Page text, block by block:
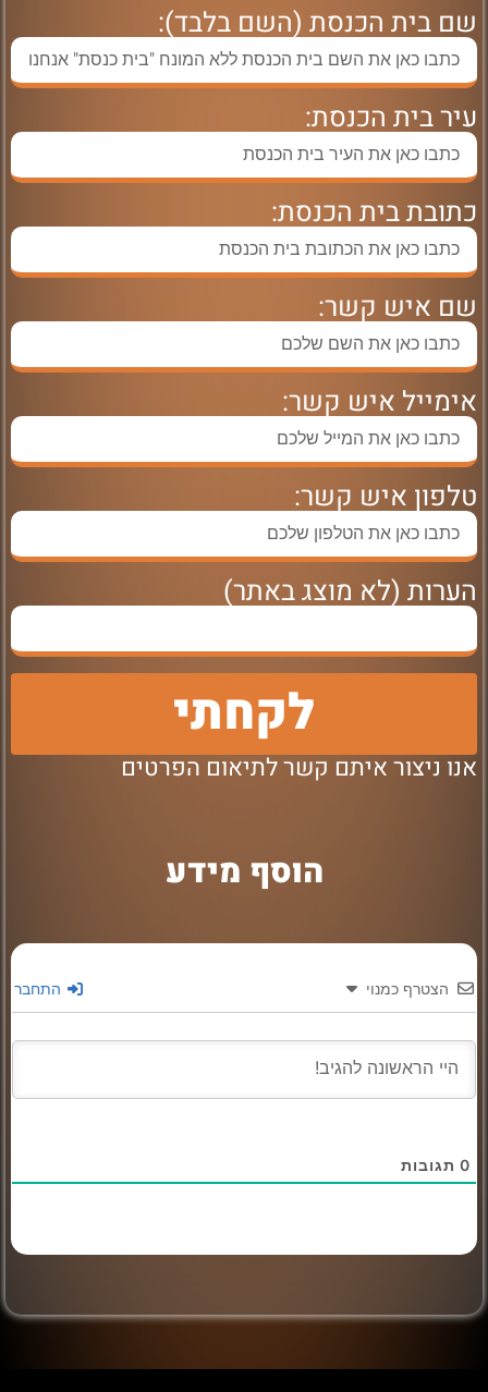
שם בית הכנסת (השם בלבד):
עיר בית הכנסת:
כתובת בית הכנסת:
שם איש קשר:
אימייל איש קשר:
טלפון איש קשר:
הערות (לא מוצג באתר)
לקחתי
אנו ניצור איתם קשר לתיאום הפרטים
הוסף מידע
הצטרף כמנוי התחבר
0 תגובות